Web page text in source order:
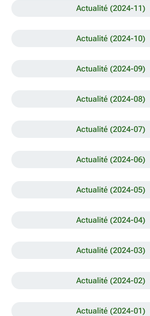
Actualité (2024-11)
Actualité (2024-10)
Actualité (2024-09)
Actualité (2024-08)
Actualité (2024-07)
Actualité (2024-06)
Actualité (2024-05)
Actualité (2024-04)
Actualité (2024-03)
Actualité (2024-02)
Actualité (2024-01)